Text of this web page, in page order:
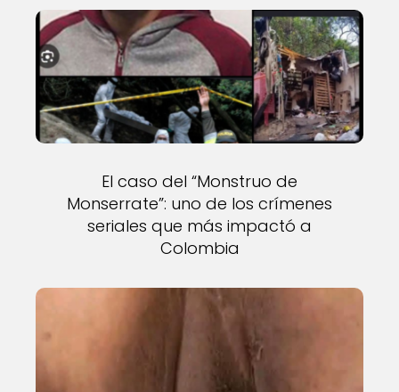
El caso del “Monstruo de
Monserrate”: uno de los crímenes
seriales que más impactó a
Colombia